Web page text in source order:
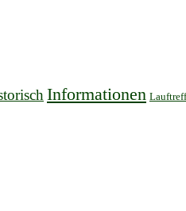
Informationen Lauftreff